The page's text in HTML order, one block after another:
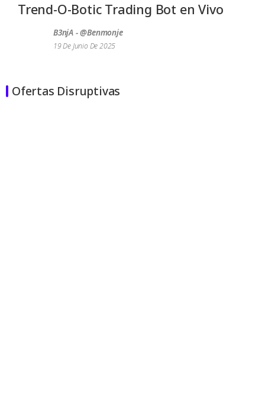
Trend-O-Botic Trading Bot en Vivo
B3njA - @benmonje
19 De Junio De 2025
Ofertas Disruptivas